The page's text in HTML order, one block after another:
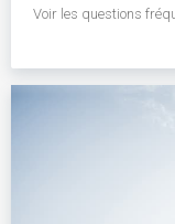
Voir les questions